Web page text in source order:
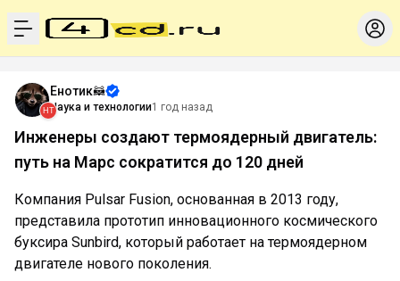
menu
Енотик🦝
Наука и технологии1 год назад
Инженеры создают термоядерный двигатель:
путь на Марс сократится до 120 дней
Компания Pulsar Fusion, основанная в 2013 году,
представила прототип инновационного космического
буксира Sunbird, который работает на термоядерном
двигателе нового поколения.